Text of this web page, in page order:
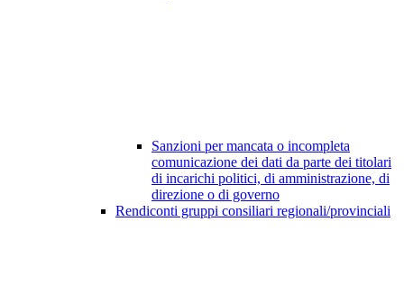
Sanzioni per mancata o incompleta
comunicazione dei dati da parte dei titolari
di incarichi politici, di amministrazione, di
direzione o di governo
Rendiconti gruppi consiliari regionali/provinciali